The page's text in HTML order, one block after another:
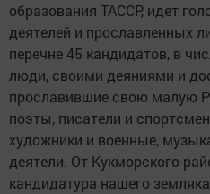
образования ТАССР, идет
деятелей и прославленных
перечне 45 кандидатов, в
люди, своими деяниями и
прославившие свою малую
поэты, писатели и
художники и военные,
деятели. От Кукморского
кандидатура нашего